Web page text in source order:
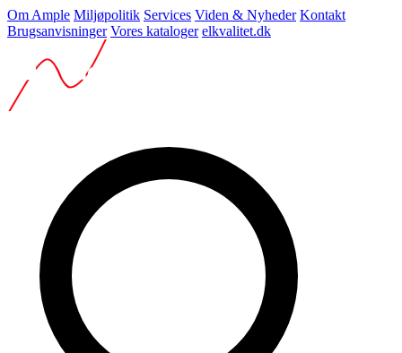
Om Ample Miljøpolitik Services Viden & Nyheder Kontakt
Brugsanvisninger Vores kataloger elkvalitet.dk